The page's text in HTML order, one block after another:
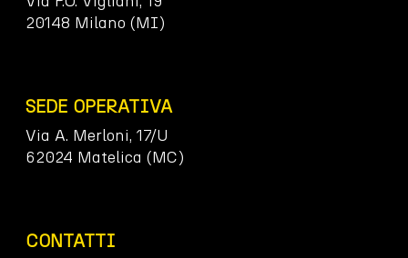
20148 Milano (MI)
SEDE OPERATIVA
Via A. Merloni, 17/U
62024 Matelica (MC)
CONTATTI